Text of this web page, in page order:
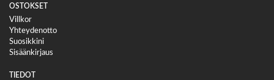
OSTOKSET
Villkor
Yhteydenotto
Suosikkini
Sisäänkirjaus
TIEDOT